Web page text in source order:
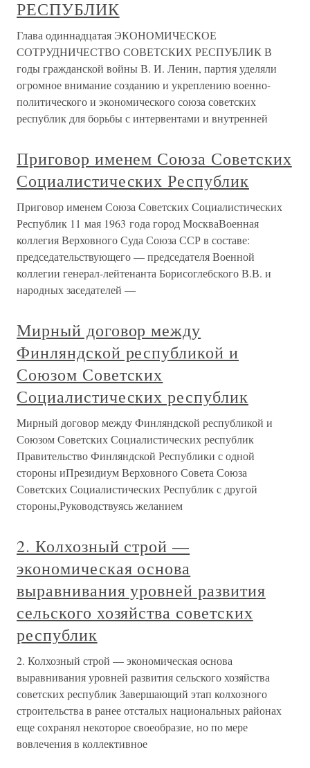
РЕСПУБЛИК
Глава одиннадцатая ЭКОНОМИЧЕСКОЕ
СОТРУДНИЧЕСТВО СОВЕТСКИХ РЕСПУБЛИК В
годы гражданской войны В. И. Ленин, партия уделяли
огромное внимание созданию и укреплению военно-
политического и экономического союза советских
республик для борьбы с интервентами и внутренней
Приговор именем Союза Советских
Социалистических Республик
Приговор именем Союза Советских Социалистических
Республик 11 мая 1963 года город МоскваВоенная
коллегия Верховного Суда Союза ССР в составе:
председательствующего — председателя Военной
коллегии генерал-лейтенанта Борисоглебского В.В. и
народных заседателей —
Мирный договор между
Финляндской республикой и
Союзом Советских
Социалистических республик
Мирный договор между Финляндской республикой и
Союзом Советских Социалистических республик
Правительство Финляндской Республики с одной
стороны иПрезидиум Верховного Совета Союза
Советских Социалистических Республик с другой
стороны,Руководствуясь желанием
2. Колхозный строй —
экономическая основа
выравнивания уровней развития
сельского хозяйства советских
республик
2. Колхозный строй — экономическая основа
выравнивания уровней развития сельского хозяйства
советских республик Завершающий этап колхозного
строительства в ранее отсталых национальных районах
еще сохранял некоторое своеобразие, но по мере
вовлечения в коллективное